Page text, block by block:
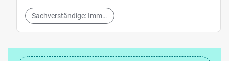
Sachverständige: Immobilien